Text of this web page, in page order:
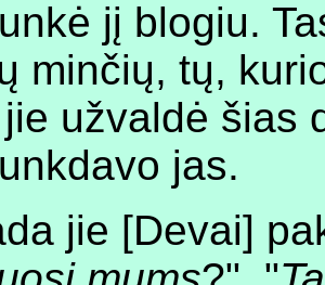
jį blogiu.
minčių, tų,
užvaldė šias
jas.
jie [Devai]